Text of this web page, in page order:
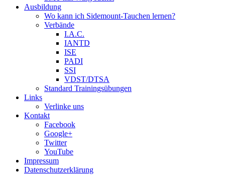
Ausbildung
Wo kann ich Sidemount-Tauchen lernen?
Verbände
I.A.C.
IANTD
ISE
PADI
SSI
VDST/DTSA
Standard Trainingsübungen
Links
Verlinke uns
Kontakt
Facebook
Google+
Twitter
YouTube
Impressum
Datenschutzerklärung